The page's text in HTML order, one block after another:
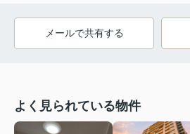
メールで共有する
よく見られている物件